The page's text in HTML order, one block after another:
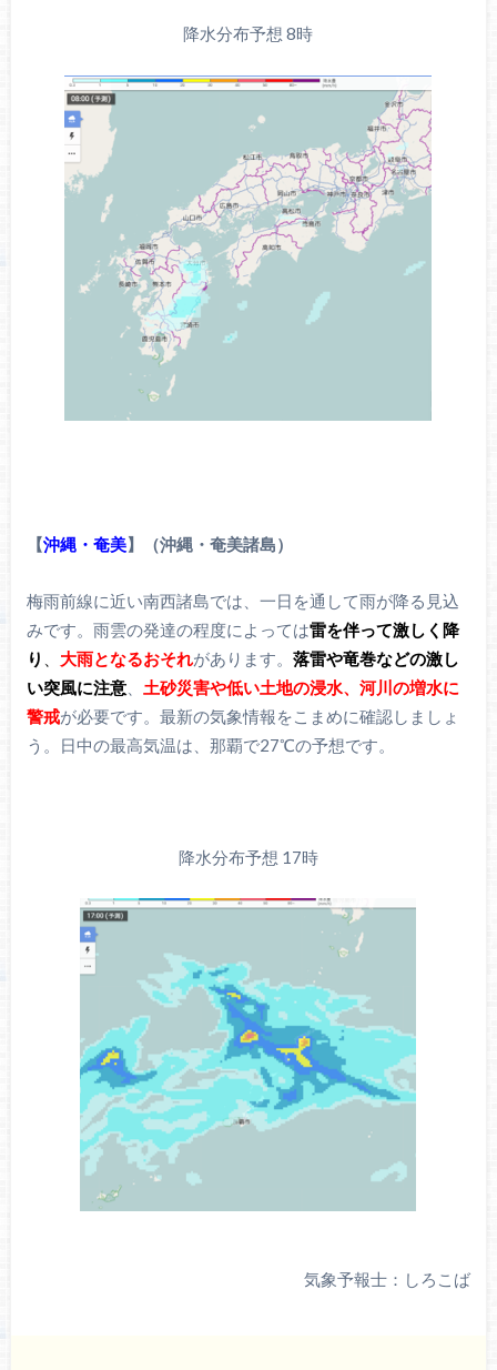
降水分布予想 8時
【沖縄・奄美】（沖縄・奄美諸島）
梅雨前線に近い南西諸島では、一日を通して雨が降る見込
みです。雨雲の発達の程度によっては雷を伴って激しく降
り
大雨となるおそれがあります。 落雷や竜巻などの激し
い突風に注意、 土砂災害や低い土地の浸水、河川の増水に
警戒が必要です。最新の気象情報をこまめに確認しましょ
う。日中の最高気温は、那覇で27℃の予想です。
降水分布予想 17時
気象予報士：しろこば